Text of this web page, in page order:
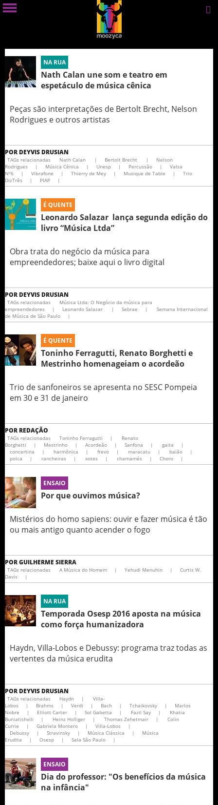
NA RUA
Nath Calan une som e teatro em
espetáculo de música cênica
Peças são interpretações de Bertolt Brecht, Nelson
Rodrigues e outros artistas
POR DEYVIS DRUSIAN
TAGs relacionadas Nath Calan | Bertolt Brecht |
Nelson
Rodrigues
| Música Cênica | Unesp | Percussão |
Valsa
Nº6
| Vibrafone | Thierry de Mey | Musique de Table |
Trio
DizTrês
| PIAP |
É QUENTE
Leonardo Salazar lança segunda edição do
livro “Música Ltda”
Obra trata do negócio da música para
empreendedores; baixe aqui o livro digital
POR DEYVIS DRUSIAN
TAGs relacionadas
Música Ltda: O Negócio da música para
empreendedores
| Leonardo Salazar | Sebrae |
Semana Internacional
de Música de São Paulo
|
É QUENTE
Toninho Ferragutti, Renato Borghetti e
Mestrinho homenageiam o acordeão
Trio de sanfoneiros se apresenta no SESC Pompeia
em 30 e 31 de janeiro
POR REDAÇÃO
TAGs relacionadas Toninho Ferragutti |
Renato
Borghetti
| Mestrinho | Acordeão | Sanfona | gaita
|
concertina
| harmônica | frevo | maracatu | baião
|
polca
| rancheiras | xotes | chamamés | Choro |
ENSAIO
Por que ouvimos música?
Mistérios do homo sapiens: ouvir e fazer música é tão
ou mais antigo quanto acender o fogo
PORGUILHERME SIERRA
TAGs relacionadas A Música do Homem | Yehudi Menuhin |
Curtis W.
Davis
|
NA RUA
Temporada Osesp 2016 aposta na música
como força humanizadora
Haydn, Villa-Lobos e Debussy: programa traz todas as
vertentes da música erudita
POR DEYVIS DRUSIAN
TAGs relacionadas Haydn |
Villa-
Lobos
| Brahms | Verdi | Bach | Tchaikovsky |
Marlos
Nobre
| Elliott Carter | Sol Gabetta | Fazil Say |
Khatia
Buniatishvili
| Heinz Holliger | Thomas Zehetmair |
Colin
Currie
| Gabriela Montero | Villa-Lobos
|
Debussy
| Stravinsky | Música Clássica |
Música
Erudita
| Osesp | Sala São Paulo |
ENSAIO
Dia do professor: "Os benefícios da música
na infância"